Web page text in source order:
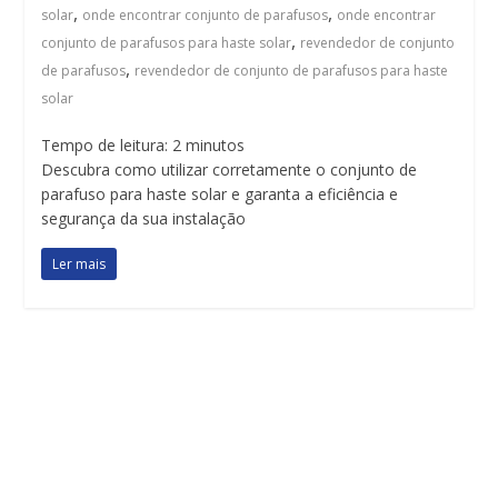
solar, onde encontrar conjunto de parafusos, onde encontrar
conjunto de parafusos para haste solar, revendedor de conjunto
de parafusos, revendedor de conjunto de parafusos para haste
solar
Tempo de leitura: 2 minutos
Descubra como utilizar corretamente o conjunto de
parafuso para haste solar e garanta a eficiência e
segurança da sua instalação
Ler mais